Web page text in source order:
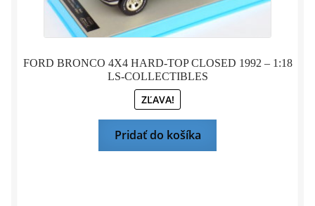
FORD BRONCO 4X4 HARD-TOP CLOSED 1992 – 1:18
LS-COLLECTIBLES
ZĽAVA!
Pridať do košíka